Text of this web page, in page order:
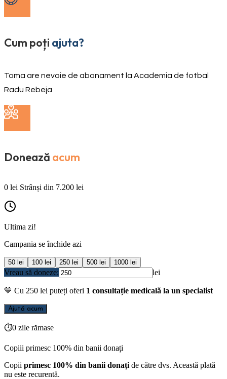
Cum poți ajuta?
Toma are nevoie de abonament la Academia de fotbal
Radu Rebeja
Donează acum
0 lei Strânși din 7.200 lei
Ultima zi!
Campania se închide azi
50 lei 100 lei 250 lei 500 lei 1000 lei
Vreau să doneze: lei
💛 Cu 250 lei puteți oferi 1 consultație medicală la un specialist
Ajută acum
⏱0 zile rămase
Copiii primesc 100% din banii donați
Copii primesc 100% din banii donați de către dvs. Această plată
nu este recurentă.